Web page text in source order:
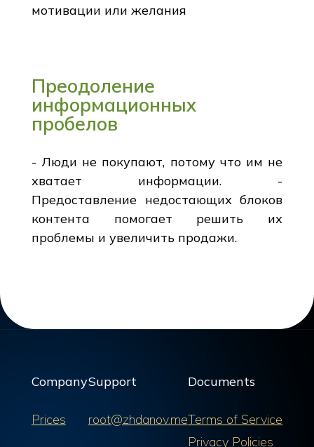
мотивации или желания
Преодоление
информационных
пробелов
- Люди не покупают, потому что им не
хватает информации. -
Предоставление недостающих блоков
контента помогает решить их
проблемы и увеличить продажи.
Company
Prices
Support
root@zhdanov.me
Documents
Terms of Service
Privacy Policies